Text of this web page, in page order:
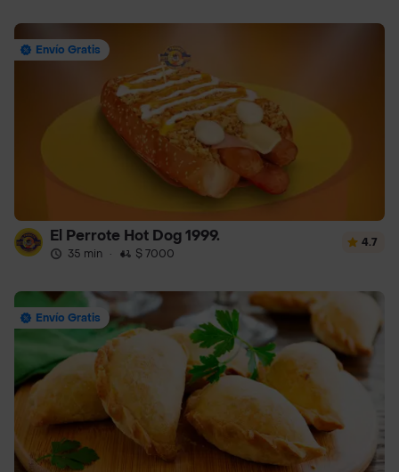
Envío Gratis
El Perrote Hot Dog 1999.
35 min · $ 7000
4.7
Envío Gratis